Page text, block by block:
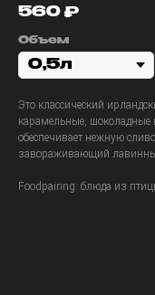
560 ₽
Объем
Это классический
карамельные,
обеспечивает нежную
завораживающий
Foodpairing: блюда из